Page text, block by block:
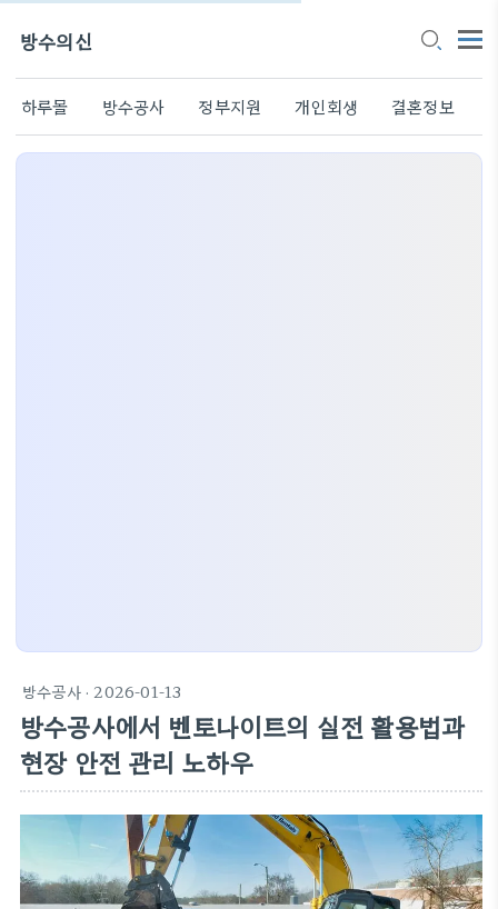
방수의신
하루몰 방수공사 정부지원 개인회생 결혼정보
방수공사· 2026-01-13
방수공사에서 벤토나이트의 실전 활용법과
현장 안전 관리 노하우